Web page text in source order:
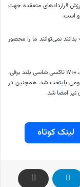
قراردادهای منعقده جهت
نمی‌توانند ما را محصور
گفتنی است؛ روز گذشته با حضور رئیس‌جمهور و شهردار تهران، ۱۷۰۰ تاکسی شاسی بلند برقی،
عمومی پایتخت شد. همچنین در
لینک کوتاه